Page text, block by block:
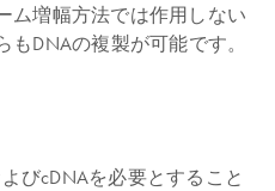
ム増幅方法では作用しない
DNAの複製が可能です。
びcDNAを必要とすること